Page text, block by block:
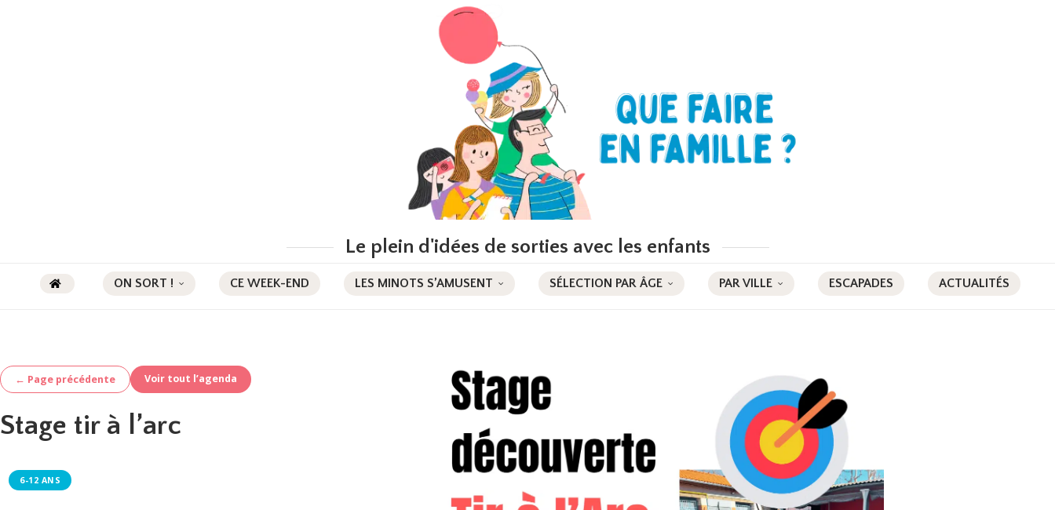
Le plein d'idées de sorties avec les enfants
ON SORT ! CE WEEK-END LES MINOTS S’AMUSENT SÉLECTION PAR ÂGE PAR VILLE ESCAPADES ACTUALITÉS
← Page précédente Voir tout l’agenda
Stage tir à l’arc
6-12 ANS